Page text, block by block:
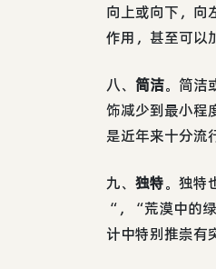
向上或向下，向
作用，甚至可以
八、 简洁。简洁
饰减少到最小程
是近年来十分流
九、 独特。独特
“，“荒漠中的
计中特别推崇有